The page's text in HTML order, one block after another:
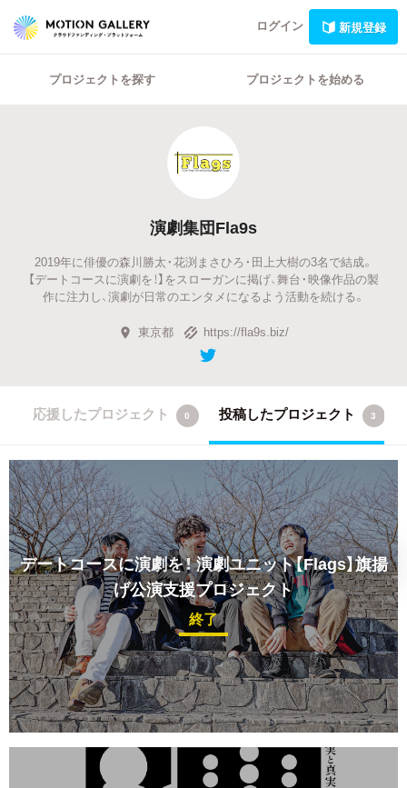
ログイン 新規登録
プロジェクトを探す プロジェクトを始める
演劇集団Fla9s
2019年に俳優の森川勝太・花渕まさひろ・田上大樹の3名で結成。
【デートコースに演劇を！】をスローガンに掲げ、舞台・映像作品の製
作に注力し、演劇が日常のエンタメになるよう活動を続ける。
東京都 https://fla9s.biz/
応援したプロジェクト 0 投稿したプロジェクト 3
デートコースに演劇を！演劇ユニット【Flags】旗揚
げ公演支援プロジェクト
終了